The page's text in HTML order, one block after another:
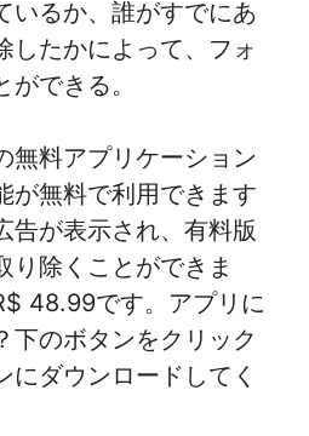
いるか、誰がすでにあ
したかによって、フォ
できる。
無料アプリケーション
が無料で利用できます
告が表示され、有料版
り除くことができま
48.99です。アプリに
下のボタンをクリック
にダウンロードしてく